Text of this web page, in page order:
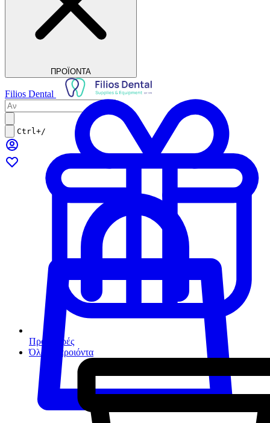
ΠΡΟΪΟΝΤΑ
Προσφορές
Όλα τα προιόντα
Filios Dental
Ctrl+/